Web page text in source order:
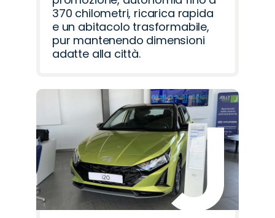
370 chilometri, ricarica rapida
e un abitacolo trasformabile,
pur mantenendo dimensioni
adatte alla città.